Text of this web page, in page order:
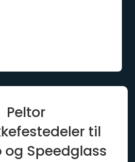
Peltor
til
og Speedglass